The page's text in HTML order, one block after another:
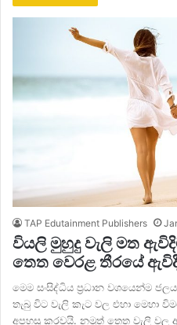
TAP Edutainment Publishers
වියලි මුහුදු වැලි මත
තෙත වෙරළ තීරයේ
මෙම සංසිද්ධිය ප්‍රධාන වශයෙන්ම
තැබු විට වැලි කැට වල එහා මෙහා
අපහසු කරවයි. නමුත් තෙත වැලි වල